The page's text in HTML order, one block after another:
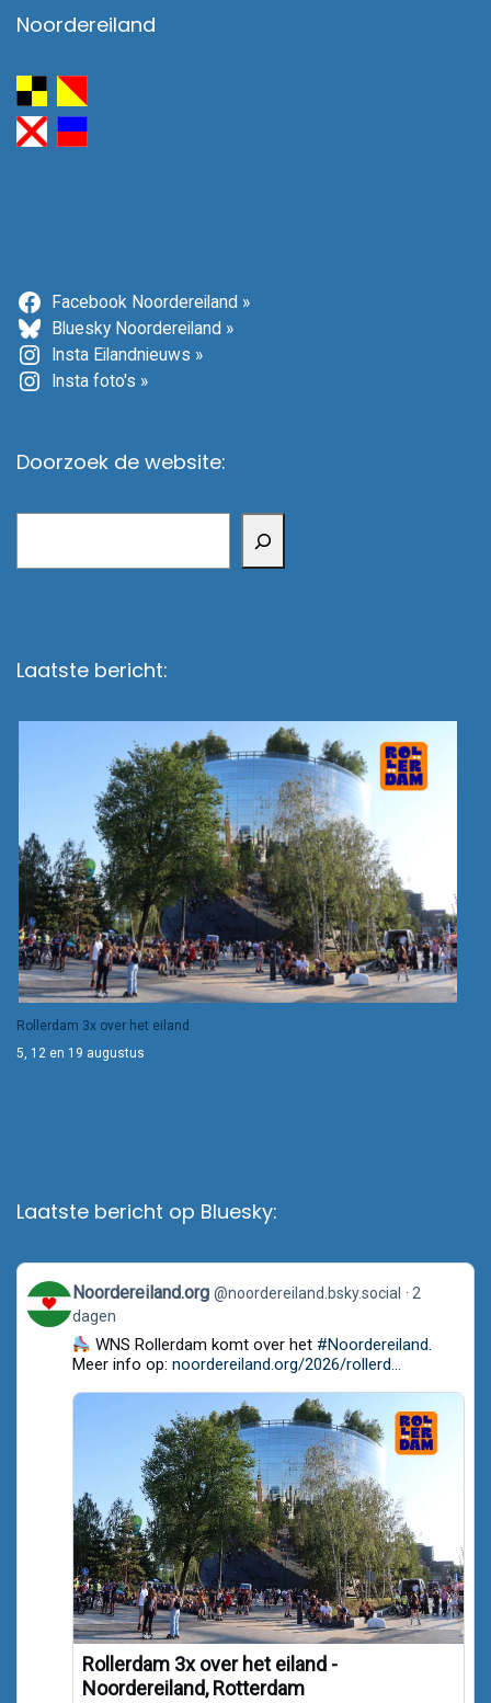
Noordereiland
Facebook Noordereiland »
Bluesky Noordereiland »
Insta Eilandnieuws »
Insta foto's »
Doorzoek de website:
Laatste bericht:
Rollerdam 3x over het eiland
5, 12 en 19 augustus
Laatste bericht op Bluesky:
View
post
by
Noordereiland.org
Bluesky
Noordereiland.org @noordereiland.bsky.social
2
dagen
WNS Rollerdam komt over het #Noordereiland.
Meer info op: noordereiland.org/2026/rollerd...
Rollerdam 3x over het eiland -
Noordereiland, Rotterdam